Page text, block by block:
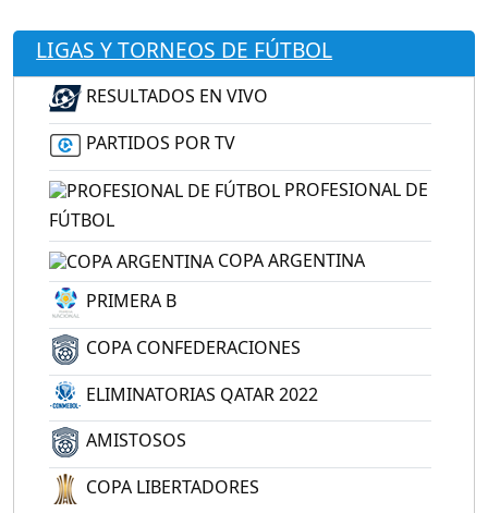
LIGAS Y TORNEOS DE FÚTBOL
RESULTADOS EN VIVO
PARTIDOS POR TV
PROFESIONAL DE
FÚTBOL
COPA ARGENTINA
PRIMERA B
COPA CONFEDERACIONES
ELIMINATORIAS QATAR 2022
AMISTOSOS
COPA LIBERTADORES